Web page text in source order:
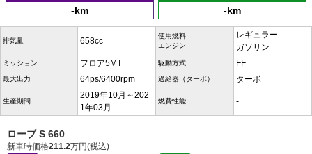
-km -km
排気量 658cc
使用燃料
エンジン
レギュラー
ガソリン
ミッション フロア5MT 駆動方式 FF
最大出力 64ps/6400rpm 過給器（ターボ） ターボ
生産期間
2019年10月～202
1年03月
燃費性能 -
ローブ S 660
新車時価格211.2万円(税込)